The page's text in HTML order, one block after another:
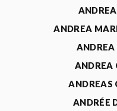
ANDREA
ANDREA
ANDREA
ANDREAS
ANDRÉE